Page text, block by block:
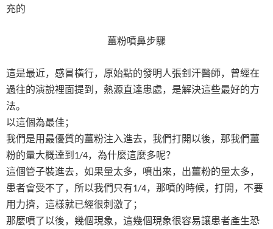
充的
薑粉噴鼻步驟
這是最近，感冒橫行，原始點的發明人張釗汗醫師，曾經在
過往的演說裡面提到，熱源直達患處，是解決這些最好的方
法。
以這個為最佳；
我們是用最優質的薑粉注入進去，我們打開以後，那我們薑
粉的量大概達到1/4，為什麼這麼多呢？
這個管子裝進去，如果量太多，噴出來，出薑粉的量太多，
患者會受不了，所以我們只有1/4，那噴的時候，打開，不要
用力擠，這樣就已經很刺激了；
那麼噴了以後，幾個現象，這幾個現象很容易讓患者產生恐